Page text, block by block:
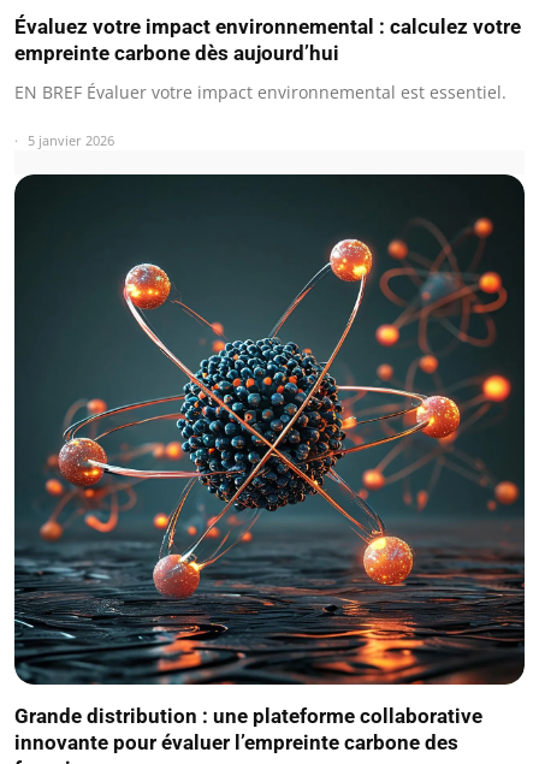
Évaluez votre impact environnemental : calculez votre
empreinte carbone dès aujourd’hui
EN BREF Évaluer votre impact environnemental est essentiel.
5 janvier 2026
Grande distribution : une plateforme collaborative
innovante pour évaluer l’empreinte carbone des